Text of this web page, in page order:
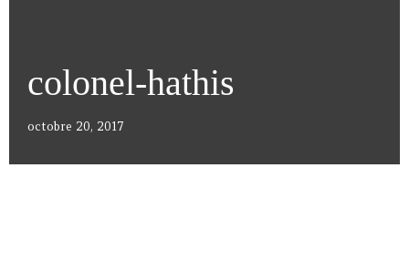
colonel-hathis
octobre 20, 2017